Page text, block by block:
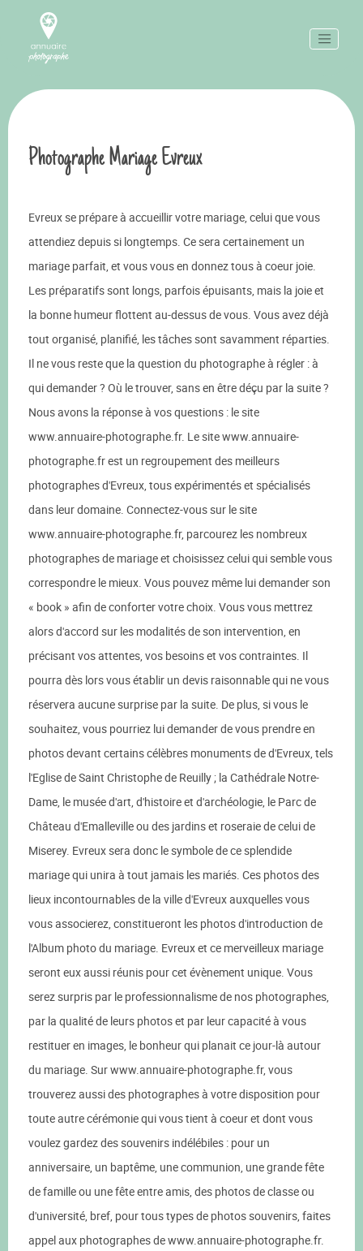
Photographe Mariage Evreux
Evreux se prépare à accueillir votre mariage, celui que vous
attendiez depuis si longtemps. Ce sera certainement un
mariage parfait, et vous vous en donnez tous à coeur joie.
Les préparatifs sont longs, parfois épuisants, mais la joie et
la bonne humeur flottent au-dessus de vous. Vous avez déjà
tout organisé, planifié, les tâches sont savamment réparties.
Il ne vous reste que la question du photographe à régler : à
qui demander ? Où le trouver, sans en être déçu par la suite ?
Nous avons la réponse à vos questions : le site
www.annuaire-photographe.fr. Le site www.annuaire-
photographe.fr est un regroupement des meilleurs
photographes d'Evreux, tous expérimentés et spécialisés
dans leur domaine. Connectez-vous sur le site
www.annuaire-photographe.fr, parcourez les nombreux
photographes de mariage et choisissez celui qui semble vous
correspondre le mieux. Vous pouvez même lui demander son
« book » afin de conforter votre choix. Vous vous mettrez
alors d'accord sur les modalités de son intervention, en
précisant vos attentes, vos besoins et vos contraintes. Il
pourra dès lors vous établir un devis raisonnable qui ne vous
réservera aucune surprise par la suite. De plus, si vous le
souhaitez, vous pourriez lui demander de vous prendre en
photos devant certains célèbres monuments de d'Evreux, tels
l'Eglise de Saint Christophe de Reuilly ; la Cathédrale Notre-
Dame, le musée d'art, d'histoire et d'archéologie, le Parc de
Château d'Emalleville ou des jardins et roseraie de celui de
Miserey. Evreux sera donc le symbole de ce splendide
mariage qui unira à tout jamais les mariés. Ces photos des
lieux incontournables de la ville d'Evreux auxquelles vous
vous associerez, constitueront les photos d'introduction de
l'Album photo du mariage. Evreux et ce merveilleux mariage
seront eux aussi réunis pour cet évènement unique. Vous
serez surpris par le professionnalisme de nos photographes,
par la qualité de leurs photos et par leur capacité à vous
restituer en images, le bonheur qui planait ce jour-là autour
du mariage. Sur www.annuaire-photographe.fr, vous
trouverez aussi des photographes à votre disposition pour
toute autre cérémonie qui vous tient à coeur et dont vous
voulez gardez des souvenirs indélébiles : pour un
anniversaire, un baptême, une communion, une grande fête
de famille ou une fête entre amis, des photos de classe ou
d'université, bref, pour tous types de photos souvenirs, faites
appel aux photographes de www.annuaire-photographe.fr.